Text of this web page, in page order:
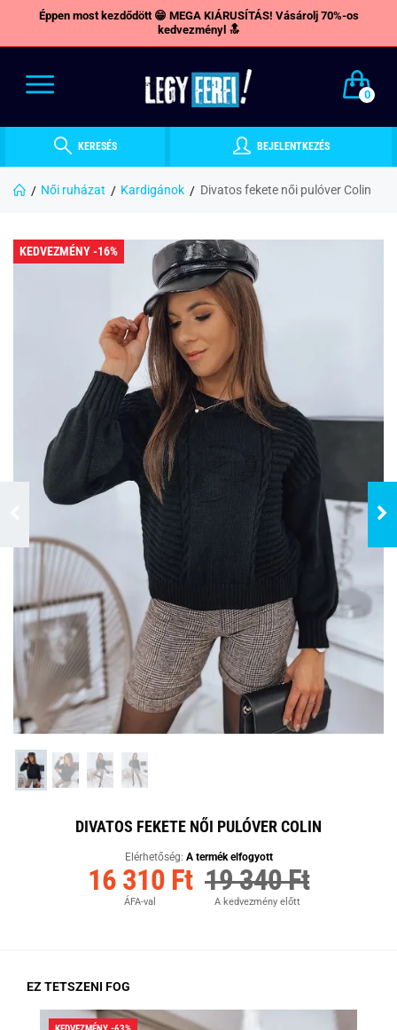
Éppen most kezdődött 😁 MEGA KIÁRUSÍTÁS! Vásárolj 70%-os
kedvezményl 🔝
0
KERESÉS BEJELENTKEZÉS
Női ruházat Kardigánok Divatos fekete női pulóver Colin
KEDVEZMÉNY -16%
DIVATOS FEKETE NŐI PULÓVER COLIN
Elérhetőség: A termék elfogyott
16 310 Ft
ÁFA-val
19 340 Ft
A kedvezmény előtt
EZ TETSZENI FOG